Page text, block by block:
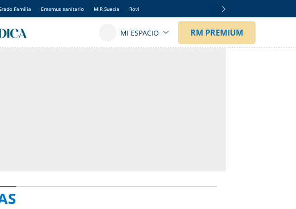
Familia Erasmus sanitario MIR Suecia Rovi